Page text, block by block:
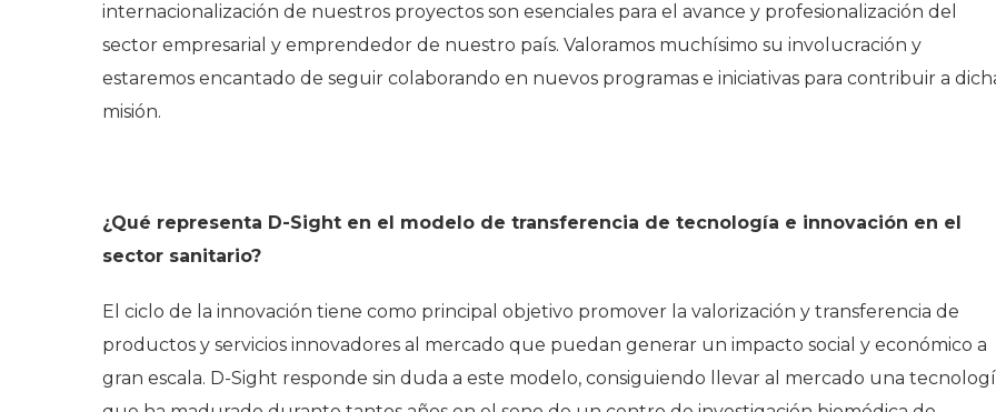
internacionalización de nuestros proyectos son esenciales para el avance y profesionalización del
sector empresarial y emprendedor de nuestro país. Valoramos muchísimo su involucración y
estaremos encantado de seguir colaborando en nuevos programas e iniciativas para contribuir a
misión.
¿Qué representa D-Sight en el modelo de transferencia de tecnología e innovación en el
sector sanitario?
El ciclo de la innovación tiene como principal objetivo promover la valorización y transferencia de
productos y servicios innovadores al mercado que puedan generar un impacto social y económico a
gran escala. D-Sight responde sin duda a este modelo, consiguiendo llevar al mercado una